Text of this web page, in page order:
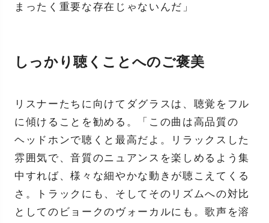
まったく重要な存在じゃないんだ」
しっかり聴くことへのご褒美
リスナーたちに向けてダグラスは、聴覚をフル
に傾けることを勧める。「この曲は高品質の
ヘッドホンで聴くと最高だよ。リラックスした
雰囲気で、音質のニュアンスを楽しめるよう集
中すれば、様々な細やかな動きが聴こえてくる
さ。トラックにも、そしてそのリズムへの対比
としてのビョークのヴォーカルにも。歌声を溶